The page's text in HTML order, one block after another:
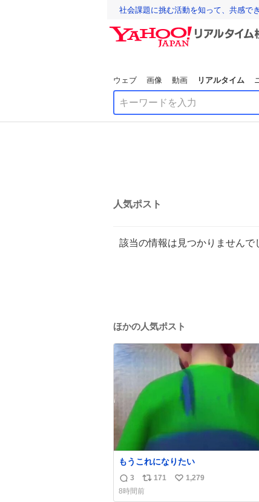
社会課題に挑む活動を知って、共感で
ウェブ 画像 動画 リアルタイム
人気ポスト
該当の情報は見つかりませんで
ほかの人気ポスト
もうこれになりたい
返
信
3
リ
ポ
171
い
1,279
8時間前